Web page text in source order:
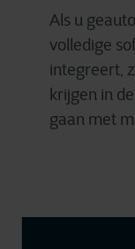
Als u
volledige
integreert,
krijgen in
gaan met